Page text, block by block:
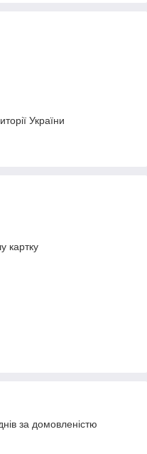
України
картку
за домовленістю